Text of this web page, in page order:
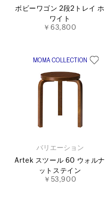
ボビーワゴン 2段2トレイ ホ
ワイト
￥63,800
バリエーション
Artek スツール 60 ウォルナ
ットステイン
￥53,900